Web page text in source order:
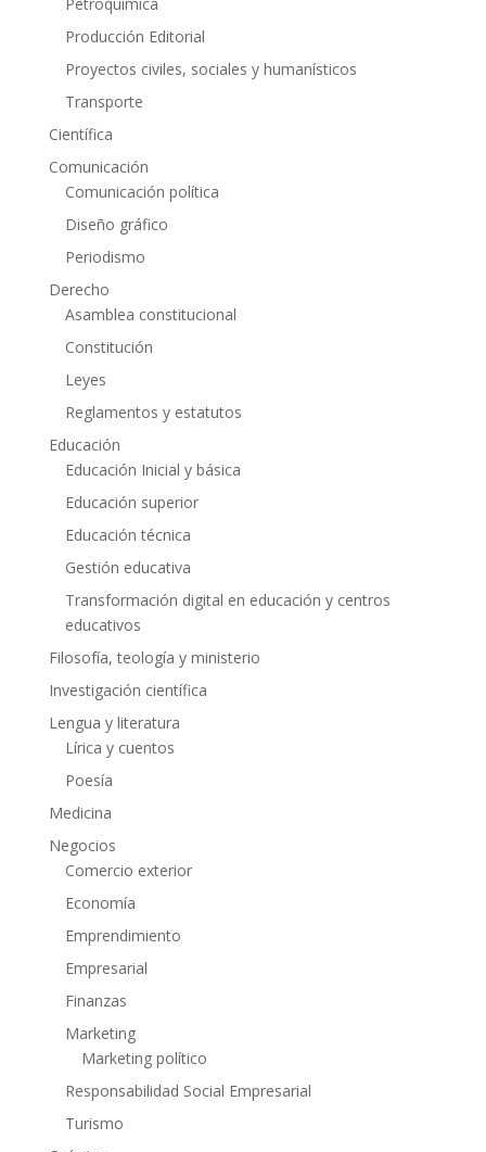
Producción Editorial
Proyectos civiles, sociales y humanísticos
Transporte
Científica
Comunicación
Comunicación política
Diseño gráfico
Periodismo
Derecho
Asamblea constitucional
Constitución
Leyes
Reglamentos y estatutos
Educación
Educación Inicial y básica
Educación superior
Educación técnica
Gestión educativa
Transformación digital en educación y centros
educativos
Filosofía, teología y ministerio
Investigación científica
Lengua y literatura
Lírica y cuentos
Poesía
Medicina
Negocios
Comercio exterior
Economía
Emprendimiento
Empresarial
Finanzas
Marketing
Marketing político
Responsabilidad Social Empresarial
Turismo